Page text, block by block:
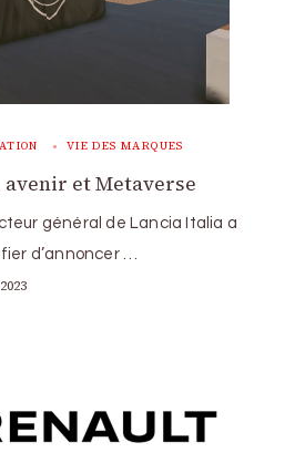
VIE DES MARQUES
et Metaverse
général de Lancia Italia a
d’annoncer …